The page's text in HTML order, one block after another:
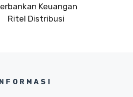
Keuangan
Ritel Distribusi